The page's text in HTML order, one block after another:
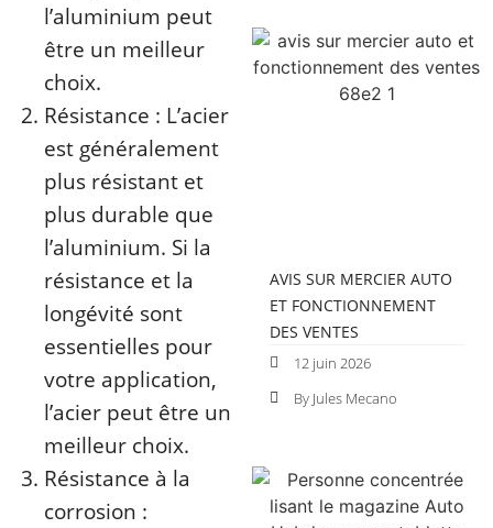
l’aluminium peut
être un meilleur
choix.
Résistance : L’acier
est généralement
plus résistant et
plus durable que
l’aluminium. Si la
résistance et la
longévité sont
essentielles pour
votre application,
l’acier peut être un
meilleur choix.
Résistance à la
corrosion :
AVIS SUR MERCIER AUTO
ET FONCTIONNEMENT
DES VENTES
12 juin 2026
By Jules Mecano